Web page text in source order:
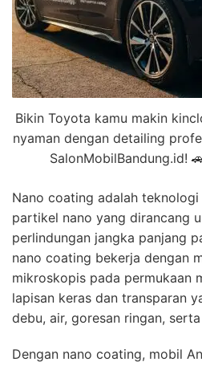
Bikin Toyota kamu makin
nyaman dengan detailing
SalonMobilBandung.id!
Nano coating adalah
partikel nano yang dirancang
perlindungan jangka panjang
nano coating bekerja dengan
mikroskopis pada permukaan
lapisan keras dan transparan
debu, air, goresan ringan, serta
Dengan nano coating, mobil